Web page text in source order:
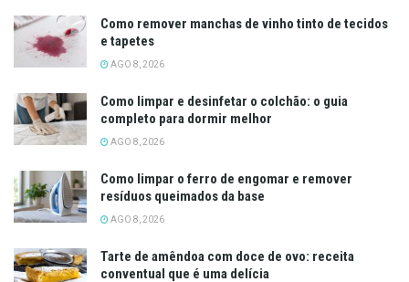
Como remover manchas de vinho tinto de tecidos
e tapetes
AGO 8, 2026
Como limpar e desinfetar o colchão: o guia
completo para dormir melhor
AGO 8, 2026
Como limpar o ferro de engomar e remover
resíduos queimados da base
AGO 8, 2026
Tarte de amêndoa com doce de ovo: receita
conventual que é uma delícia